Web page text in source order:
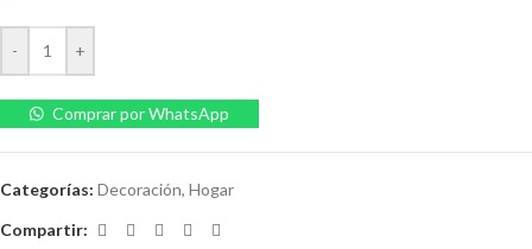
- +
Comprar por WhatsApp
Categorías: Decoración, Hogar
Compartir: